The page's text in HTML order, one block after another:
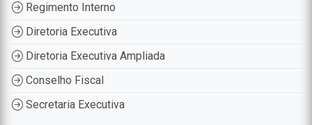
Regimento Interno
Diretoria Executiva
Diretoria Executiva Ampliada
Conselho Fiscal
Secretaria Executiva